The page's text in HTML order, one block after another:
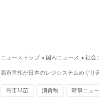
ニューストップ > 国内ニュース > 社会
高市首相が日本のレジシステムめぐり
高市早苗 消費税 時事ニュ